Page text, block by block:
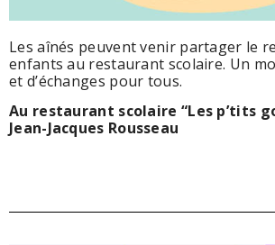
Les aînés peuvent venir partager le
enfants au restaurant scolaire. Un
et d’échanges pour tous.
Au restaurant scolaire “Les p’tits
Jean-Jacques Rousseau